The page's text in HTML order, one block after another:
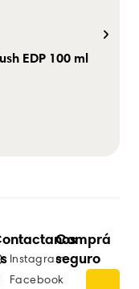
EDP 100 ml
Instagram
Facebook
Comprá
seguro